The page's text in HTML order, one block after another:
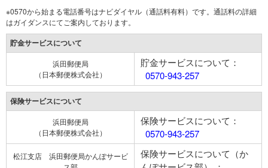
※0570から始まる電話番号はナビダイヤル（通話料有料）です。通話料の詳細
はガイダンスにてご案内しております。
貯金サービスについて
浜田郵便局
（日本郵便株式会社）
貯金サービスについて：
0570-943-257
保険サービスについて
浜田郵便局
（日本郵便株式会社）
保険サービスについて：
0570-943-257
松江支店 浜田郵便局かんぽサービ
保険サービスについて（か